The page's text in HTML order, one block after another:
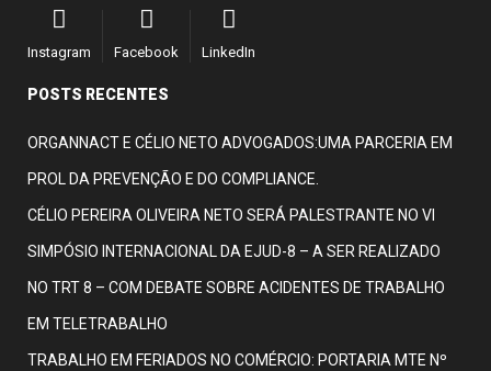
Instagram Facebook LinkedIn
POSTS RECENTES
ORGANNACT E CÉLIO NETO ADVOGADOS:UMA PARCERIA EM
PROL DA PREVENÇÃO E DO COMPLIANCE.
CÉLIO PEREIRA OLIVEIRA NETO SERÁ PALESTRANTE NO VI
SIMPÓSIO INTERNACIONAL DA EJUD-8 – A SER REALIZADO
NO TRT 8 – COM DEBATE SOBRE ACIDENTES DE TRABALHO
EM TELETRABALHO
TRABALHO EM FERIADOS NO COMÉRCIO: PORTARIA MTE Nº